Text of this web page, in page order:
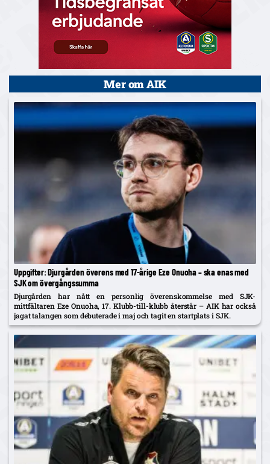
Mer om AIK
Uppgifter: Djurgården överens med 17-årige Eze Onuoha – ska enas med
SJK om övergångssumma
Djurgården har nått en personlig överenskommelse med SJK-
mittfältaren Eze Onuoha, 17. Klubb-till-klubb återstår – AIK har också
jagat talangen som debuterade i maj och tagit en startplats i SJK.